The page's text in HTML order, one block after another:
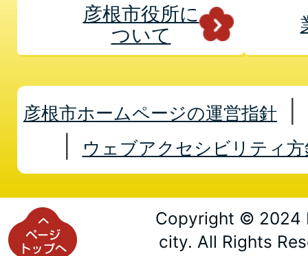
彦根市役所に
ついて
彦根市ホームページの運営指針
ウェブアクセシビリティ方
Copyright © 2024
city. All Rights